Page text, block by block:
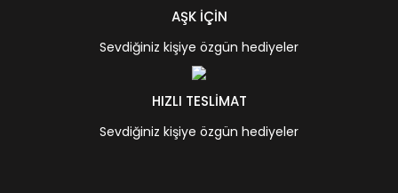
AŞK İÇİN
Sevdiğiniz kişiye özgün hediyeler
HIZLI TESLİMAT
Sevdiğiniz kişiye özgün hediyeler